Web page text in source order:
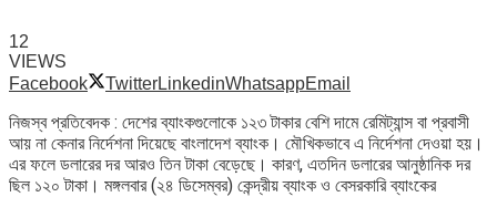
12
VIEWS
Facebook
TwitterLinkedinWhatsappEmail
নিজস্ব প্রতিবেদক : দেশের ব্যাংকগুলোকে ১২৩ টাকার বেশি দামে রেমিট্যান্স বা প্রবাসী
আয় না কেনার নির্দেশনা দিয়েছে বাংলাদেশ ব্যাংক। মৌখিকভাবে এ নির্দেশনা দেওয়া হয়।
এর ফলে ডলারের দর আরও তিন টাকা বেড়েছে। কারণ, এতদিন ডলারের আনুষ্ঠানিক দর
ছিল ১২০ টাকা। মঙ্গলবার (২৪ ডিসেম্বর) কেন্দ্রীয় ব্যাংক ও বেসরকারি ব্যাংকের